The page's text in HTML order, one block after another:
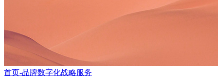
首页-品牌数字化战略服务